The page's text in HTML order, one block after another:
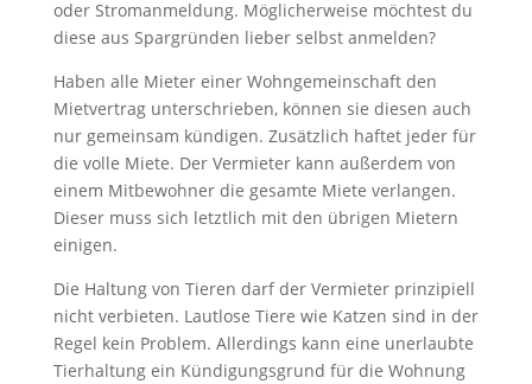
oder Stromanmeldung. Möglicherweise möchtest du
diese aus Spargründen lieber selbst anmelden?
Haben alle Mieter einer Wohngemeinschaft den
Mietvertrag unterschrieben, können sie diesen auch
nur gemeinsam kündigen. Zusätzlich haftet jeder für
die volle Miete. Der Vermieter kann außerdem von
einem Mitbewohner die gesamte Miete verlangen.
Dieser muss sich letztlich mit den übrigen Mietern
einigen.
Die Haltung von Tieren darf der Vermieter prinzipiell
nicht verbieten. Lautlose Tiere wie Katzen sind in der
Regel kein Problem. Allerdings kann eine unerlaubte
Tierhaltung ein Kündigungsgrund für die Wohnung